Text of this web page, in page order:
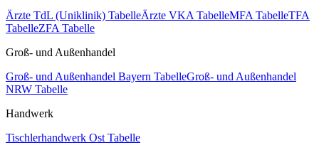
Ärzte TdL (Uniklinik) TabelleÄrzte VKA TabelleMFA TabelleTFA
TabelleZFA Tabelle
Groß- und Außenhandel
Groß- und Außenhandel Bayern TabelleGroß- und Außenhandel
NRW Tabelle
Handwerk
Tischlerhandwerk Ost Tabelle